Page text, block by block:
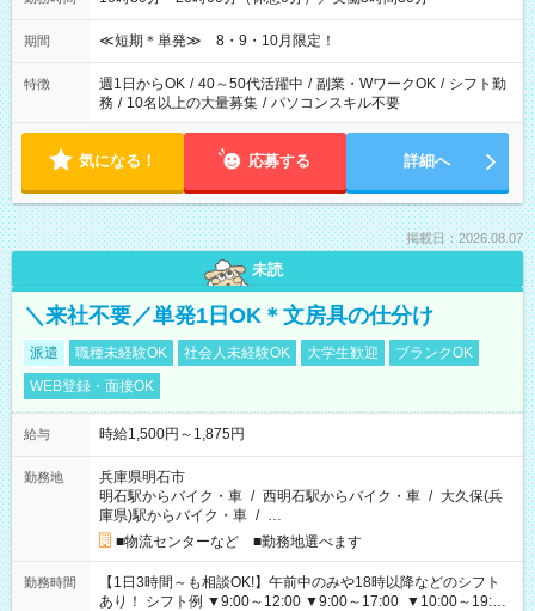
期間 ≪短期＊単発≫ 8・9・10月限定！
特徴 週1日からOK / 40～50代活躍中 / 副業・WワークOK / シフト勤
務 / 10名以上の大量募集 / パソコンスキル不要
気になる！ 応募する 詳細へ
掲載日：2026.08.07
未読
＼来社不要／単発1日OK＊文房具の仕分け
派遣 職種未経験OK 社会人未経験OK 大学生歓迎
ブランクOK
WEB登録・面接OK
給与 時給1,500円～1,875円
勤務地
兵庫県明石市
明石駅からバイク・車 / 西明石駅からバイク・車 / 大久保(兵
庫県)駅からバイク・車 / …
■物流センターなど ■勤務地選べます
勤務時間
【1日3時間～も相談OK!】午前中のみや18時以降などのシフト
あり！ シフト例 ▼9:00～12:00 ▼9:00～17:00 ▼10:00～19:00